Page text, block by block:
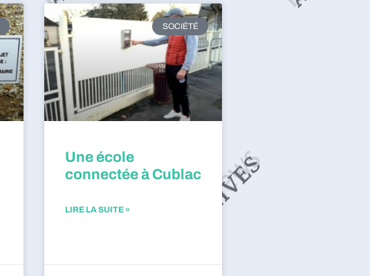
SOCIÉTÉ
Une école
connectée à Cublac
LIRE LA SUITE »